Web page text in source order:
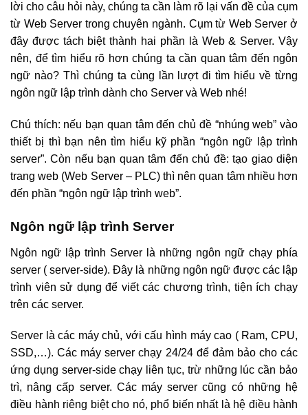
lời cho câu hỏi này, chúng ta cần làm rõ lại vấn đề của cụm
từ Web Server trong chuyên ngành. Cụm từ Web Server ở
đây được tách biệt thành hai phần là Web & Server. Vậy
nên, để tìm hiểu rõ hơn chúng ta cần quan tâm đến ngôn
ngữ nào? Thì chúng ta cùng lần lượt đi tìm hiểu về từng
ngôn ngữ lập trình dành cho Server và Web nhé!
Chú thích: nếu bạn quan tâm đến chủ đề “nhúng web” vào
thiết bị thì bạn nên tìm hiểu kỹ phần “ngôn ngữ lập trình
server”. Còn nếu bạn quan tâm đến chủ đề: tạo giao diện
trang web (Web Server – PLC) thì nên quan tâm nhiều hơn
đến phần “ngôn ngữ lập trình web”.
Ngôn ngữ lập trình Server
Ngôn ngữ lập trình Server là những ngôn ngữ chạy phía
server ( server-side). Đây là những ngôn ngữ được các lập
trình viên sử dụng để viết các chương trình, tiện ích chạy
trên các server.
Server là các máy chủ, với cấu hình máy cao ( Ram, CPU,
SSD,…). Các máy server chạy 24/24 để đảm bảo cho các
ứng dụng server-side chạy liên tục, trừ những lúc cần bảo
trì, nâng cấp server. Các máy server cũng có những hệ
điều hành riêng biệt cho nó, phổ biến nhất là hệ điều hành